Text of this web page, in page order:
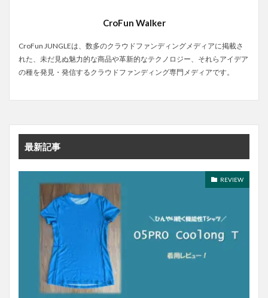
CroFun Walker
CroFun JUNGLEは、数多のクラウドファンディングメディアに掲載さ
れた、未だ見ぬ魅力的な商品や革新的なテクノロジー、それらアイデア
の種を発見・発信するクラウドファンディング専門メディアです。
最新記事
REVIEW